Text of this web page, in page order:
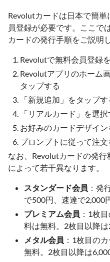
Revolutカードは日本で簡
員登録が必要です。ここで
カードの発行手順をご説明
Revolutで無料会員登録
Revolutアプリのホーム
タップする
「新規追加」をタップす
「リアルカード」を選択
お好みのカードデザイン
プロンプトに従って注文
なお、Revolutカードの発
によって若干異なります。
スタンダード会員 ：発
で500円、速達で2,000
プレミアム会員 ：1枚
料は無料。2枚目以降
メタル会員 ：1枚目の
無料。2枚目以降は